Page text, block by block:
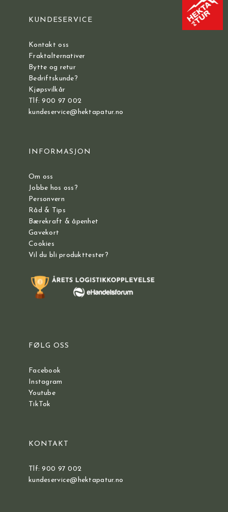
KUNDESERVICE
Kontakt oss
Fraktalternativer
Bytte og retur
Bedriftskunde?
Kjøpsvilkår
Tlf: 900 97 002
kundeservice@hektapatur.no
INFORMASJON
Om oss
Jobbe hos oss?
Personvern
Råd & Tips
Bærekraft & åpenhet
Gavekort
Cookies
Vil du bli produkttester?
FØLG OSS
Facebook
Instagram
Youtube
TikTok
KONTAKT
Tlf: 900 97 002
kundeservice@hektapatur.no